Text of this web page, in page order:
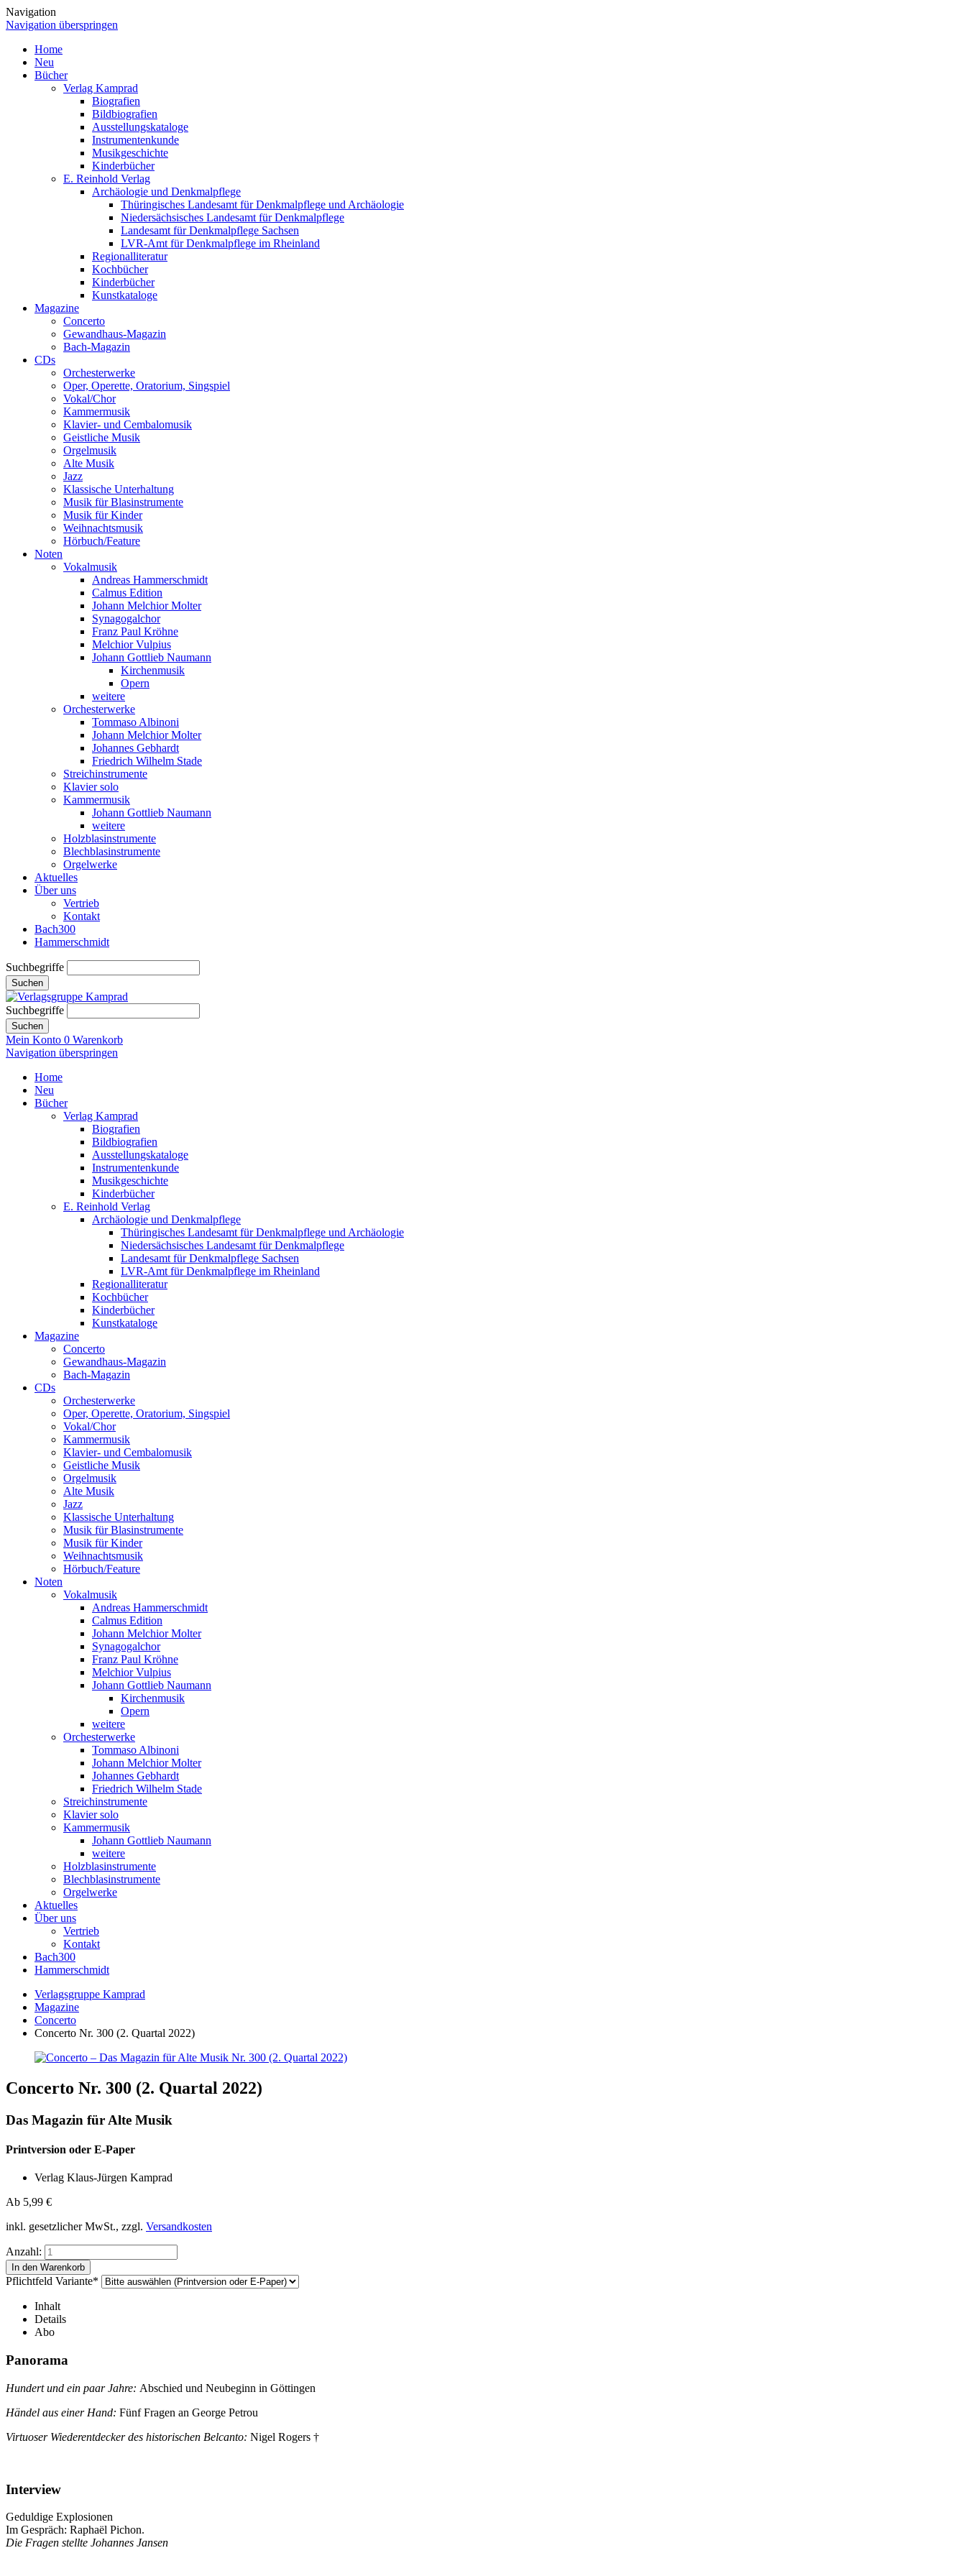
Navigation
Navigation überspringen
Home
Neu
Bücher
Verlag Kamprad
Biografien
Bildbiografien
Ausstellungskataloge
Instrumentenkunde
Musikgeschichte
Kinderbücher
E. Reinhold Verlag
Archäologie und Denkmalpflege
Thüringisches Landesamt für Denkmalpflege und Archäologie
Niedersächsisches Landesamt für Denkmalpflege
Landesamt für Denkmalpflege Sachsen
LVR-Amt für Denkmalpflege im Rheinland
Regionalliteratur
Kochbücher
Kinderbücher
Kunstkataloge
Magazine
Concerto
Gewandhaus-Magazin
Bach-Magazin
CDs
Orchesterwerke
Oper, Operette, Oratorium, Singspiel
Vokal/Chor
Kammermusik
Klavier- und Cembalomusik
Geistliche Musik
Orgelmusik
Alte Musik
Jazz
Klassische Unterhaltung
Musik für Blasinstrumente
Musik für Kinder
Weihnachtsmusik
Hörbuch/Feature
Noten
Vokalmusik
Andreas Hammerschmidt
Calmus Edition
Johann Melchior Molter
Synagogalchor
Franz Paul Kröhne
Melchior Vulpius
Johann Gottlieb Naumann
Kirchenmusik
Opern
weitere
Orchesterwerke
Tommaso Albinoni
Johann Melchior Molter
Johannes Gebhardt
Friedrich Wilhelm Stade
Streichinstrumente
Klavier solo
Kammermusik
Johann Gottlieb Naumann
weitere
Holzblasinstrumente
Blechblasinstrumente
Orgelwerke
Aktuelles
Über uns
Vertrieb
Kontakt
Bach300
Hammerschmidt
Suchbegriffe
Suchen
Suchbegriffe
Suchen
Mein Konto 0 Warenkorb
Navigation überspringen
Home
Neu
Bücher
Verlag Kamprad
Biografien
Bildbiografien
Ausstellungskataloge
Instrumentenkunde
Musikgeschichte
Kinderbücher
E. Reinhold Verlag
Archäologie und Denkmalpflege
Thüringisches Landesamt für Denkmalpflege und Archäologie
Niedersächsisches Landesamt für Denkmalpflege
Landesamt für Denkmalpflege Sachsen
LVR-Amt für Denkmalpflege im Rheinland
Regionalliteratur
Kochbücher
Kinderbücher
Kunstkataloge
Magazine
Concerto
Gewandhaus-Magazin
Bach-Magazin
CDs
Orchesterwerke
Oper, Operette, Oratorium, Singspiel
Vokal/Chor
Kammermusik
Klavier- und Cembalomusik
Geistliche Musik
Orgelmusik
Alte Musik
Jazz
Klassische Unterhaltung
Musik für Blasinstrumente
Musik für Kinder
Weihnachtsmusik
Hörbuch/Feature
Noten
Vokalmusik
Andreas Hammerschmidt
Calmus Edition
Johann Melchior Molter
Synagogalchor
Franz Paul Kröhne
Melchior Vulpius
Johann Gottlieb Naumann
Kirchenmusik
Opern
weitere
Orchesterwerke
Tommaso Albinoni
Johann Melchior Molter
Johannes Gebhardt
Friedrich Wilhelm Stade
Streichinstrumente
Klavier solo
Kammermusik
Johann Gottlieb Naumann
weitere
Holzblasinstrumente
Blechblasinstrumente
Orgelwerke
Aktuelles
Über uns
Vertrieb
Kontakt
Bach300
Hammerschmidt
Verlagsgruppe Kamprad
Magazine
Concerto
Concerto Nr. 300 (2. Quartal 2022)
Concerto Nr. 300 (2. Quartal 2022)
Das Magazin für Alte Musik
Printversion oder E-Paper
Verlag Klaus-Jürgen Kamprad
Ab 5,99 €
inkl. gesetzlicher MwSt., zzgl. Versandkosten
Anzahl:
Pflichtfeld Variante*
Inhalt
Details
Abo
Panorama
Hundert und ein paar Jahre: Abschied und Neubeginn in Göttingen
Händel aus einer Hand: Fünf Fragen an George Petrou
Virtuoser Wiederentdecker des historischen Belcanto: Nigel Rogers †
Interview
Geduldige Explosionen
Im Gespräch: Raphaël Pichon.
Die Fragen stellte Johannes Jansen